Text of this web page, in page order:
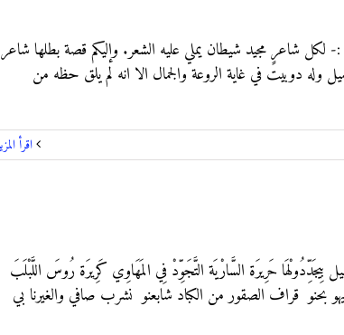
لكل شاعرٍ مجيد شيطان يملي عليه الشعر. وإليكم قصة بطلها شاعر
دوبيت في غاية الروعة والجمال الا انه لم يلق حظه من
‫اقرأ المزيد
حَرِيرَة السَّارْيَة التَّجَوِّدْ فِي المَهَاوِي كَرِيرَة رُوسَ اللَّبْلَبَ
بحنو قراف الصقور من الكباد شابعنو نشرب صافي والغيرنا بي